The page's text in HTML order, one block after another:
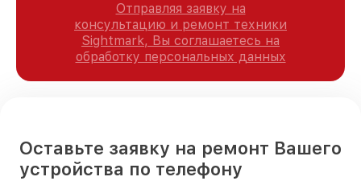
Отправляя заявку на
консультацию и ремонт техники
Sightmark, Вы соглашаетесь на
обработку персональных данных
Оставьте заявку на ремонт Вашего
устройства по телефону